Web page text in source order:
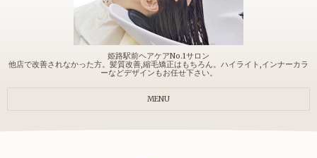
姫路駅前ヘアケアNo.1サロン
他店で改善されなかった方。髪質改善,縮毛矯正はもちろん。ハイライト,インナーカラ
ーなどデザインもお任せ下さい。
MENU